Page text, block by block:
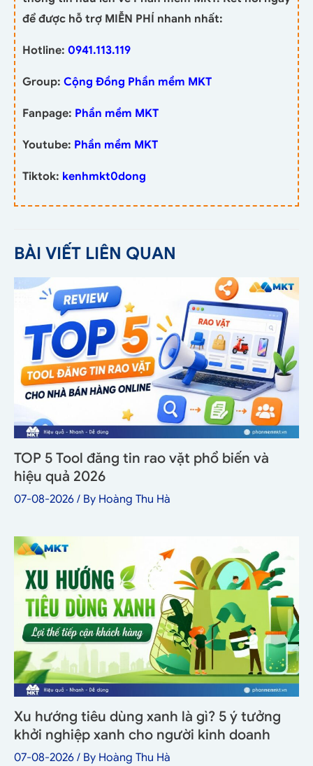
để được hỗ trợ MIỄN PHÍ nhanh nhất:
Hotline: 0941.113.119
Group: Cộng Đồng Phần mềm MKT
Fanpage: Phần mềm MKT
Youtube: Phần mềm MKT
Tiktok: kenhmkt0dong
BÀI VIẾT LIÊN QUAN
TOP 5 Tool đăng tin rao vặt phổ biến và
hiệu quả 2026
07-08-2026 / By Hoàng Thu Hà
Xu hướng tiêu dùng xanh là gì? 5 ý tưởng
khởi nghiệp xanh cho người kinh doanh
07-08-2026 / By Hoàng Thu Hà